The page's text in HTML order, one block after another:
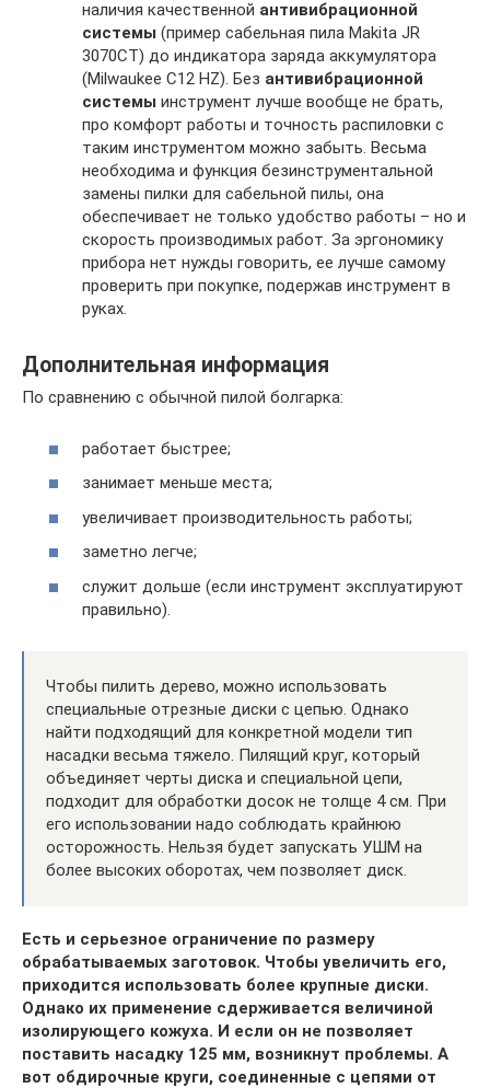
наличия качественной антивибрационной
системы (пример сабельная пила Makita JR
3070CT) до индикатора заряда аккумулятора
(Milwaukee C12 HZ). Без антивибрационной
системы инструмент лучше вообще не брать,
про комфорт работы и точность распиловки с
таким инструментом можно забыть. Весьма
необходима и функция безинструментальной
замены пилки для сабельной пилы, она
обеспечивает не только удобство работы – но и
скорость производимых работ. За эргономику
прибора нет нужды говорить, ее лучше самому
проверить при покупке, подержав инструмент в
руках.
Дополнительная информация
По сравнению с обычной пилой болгарка:
работает быстрее;
занимает меньше места;
увеличивает производительность работы;
заметно легче;
служит дольше (если инструмент эксплуатируют
правильно).
Чтобы пилить дерево, можно использовать
специальные отрезные диски с цепью. Однако
найти подходящий для конкретной модели тип
насадки весьма тяжело. Пилящий круг, который
объединяет черты диска и специальной цепи,
подходит для обработки досок не толще 4 см. При
его использовании надо соблюдать крайнюю
осторожность. Нельзя будет запускать УШМ на
более высоких оборотах, чем позволяет диск.
Есть и серьезное ограничение по размеру
обрабатываемых заготовок. Чтобы увеличить его,
приходится использовать более крупные диски.
Однако их применение сдерживается величиной
изолирующего кожуха. И если он не позволяет
поставить насадку 125 мм, возникнут проблемы. А
вот обдирочные круги, соединенные с цепями от